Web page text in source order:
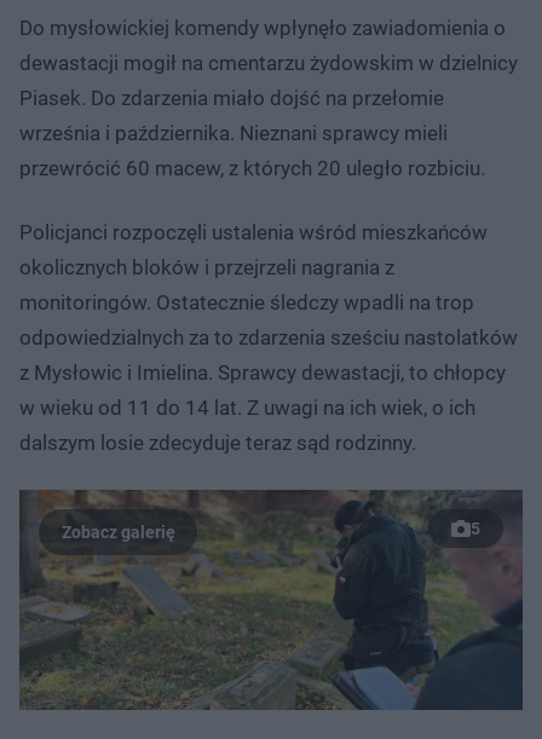
Do mysłowickiej komendy wpłynęło zawiadomienia o
dewastacji mogił na cmentarzu żydowskim w dzielnicy
Piasek. Do zdarzenia miało dojść na przełomie
września i października. Nieznani sprawcy mieli
przewrócić 60 macew, z których 20 uległo rozbiciu.
Policjanci rozpoczęli ustalenia wśród mieszkańców
okolicznych bloków i przejrzeli nagrania z
monitoringów. Ostatecznie śledczy wpadli na trop
odpowiedzialnych za to zdarzenia sześciu nastolatków
z Mysłowic i Imielina. Sprawcy dewastacji, to chłopcy
w wieku od 11 do 14 lat. Z uwagi na ich wiek, o ich
dalszym losie zdecyduje teraz sąd rodzinny.
5